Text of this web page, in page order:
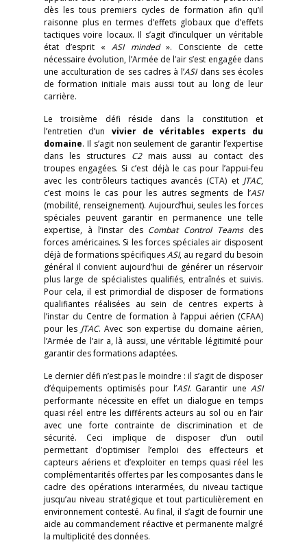
dès les tous premiers cycles de formation afin qu’il
raisonne plus en termes d’effets globaux que d’effets
tactiques voire locaux. Il s’agit d’inculquer un véritable
état d’esprit «ASI minded». Consciente de cette
nécessaire évolution, l’Armée de l’air s’est engagée dans
une acculturation de ses cadres à l’ASIdans ses écoles
de formation initiale mais aussi tout au long de leur
carrière.
Le troisième défi réside dans la constitution et
l’entretien d’un vivier de véritables experts du
domaine. Il s’agit non seulement de garantir l’expertise
dans les structures C2mais aussi au contact des
troupes engagées. Si c’est déjà le cas pour l’appui-feu
avec les contrôleurs tactiques avancés (CTA) et JTAC,
c’est moins le cas pour les autres segments de l’ASI
(mobilité, renseignement). Aujourd’hui, seules les forces
spéciales peuvent garantir en permanence une telle
expertise, à l’instar des Combat Control Teamsdes
forces américaines. Si les forces spéciales air disposent
déjà de formations spécifiquesASI, au regard du besoin
général il convient aujourd’hui de générer un réservoir
plus large de spécialistes qualifiés, entraînés et suivis.
Pour cela, il est primordial de disposer de formations
qualifiantes réalisées au sein de centres experts à
l’instar du Centre de formation à l’appui aérien (CFAA)
pour les JTAC. Avec son expertise du domaine aérien,
l’Armée de l’air a, là aussi, une véritable légitimité pour
garantir des formations adaptées.
Le dernier défi n’est pas le moindre : il s’agit de disposer
d’équipements optimisés pour l’ASI. Garantir une ASI
performante nécessite en effet un dialogue en temps
quasi réel entre les différents acteurs au sol ou en l’air
avec une forte contrainte de discrimination et de
sécurité. Ceci implique de disposer d’un outil
permettant d’optimiser l’emploi des effecteurs et
capteurs aériens et d’exploiter en temps quasi réel les
complémentarités offertes par les composantes dans le
cadre des opérations interarmées, du niveau tactique
jusqu’au niveau stratégique et tout particulièrement en
environnement contesté. Au final, il s’agit de fournir une
aide au commandement réactive et permanente malgré
la multiplicité des données.